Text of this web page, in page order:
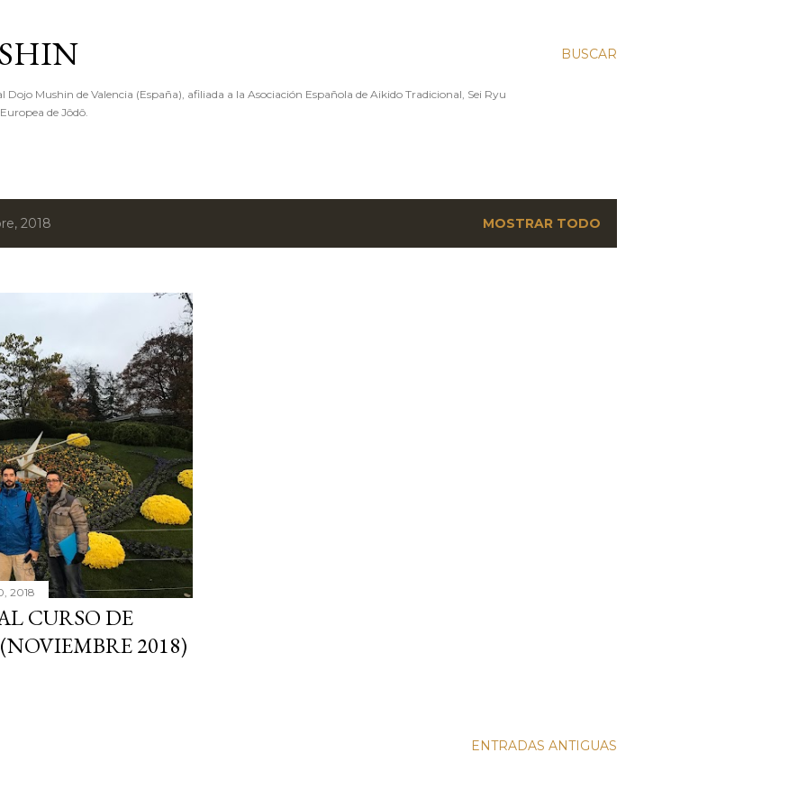
BUSCAR
Dojo Mushin de Valencia (España), afiliada a la Asociación Española de Aikido Tradicional, Sei Ryu
de Jôdô.
2018 MOSTRAR TODO
2018
CURSO DE
2018)
ENTRADAS ANTIGUAS